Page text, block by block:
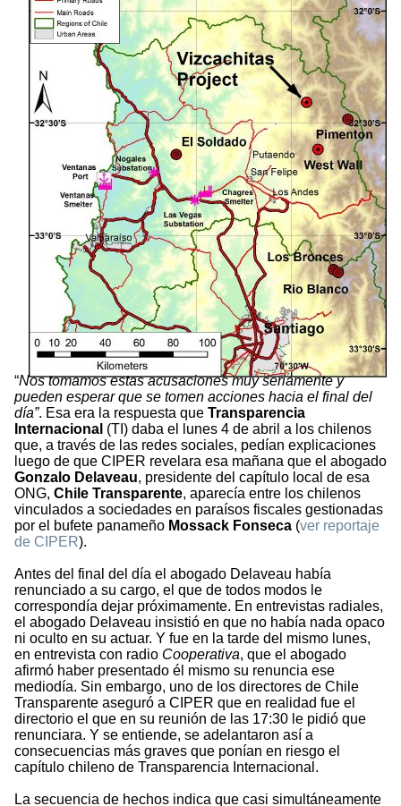
“Nos tomamos estas acusaciones muy seriamente y
pueden esperar que se tomen acciones hacia el final del
día”. Esa era la respuesta que Transparencia
Internacional (TI) daba el lunes 4 de abril a los chilenos
que, a través de las redes sociales, pedían explicaciones
luego de que CIPER revelara esa mañana que el abogado
Gonzalo Delaveau, presidente del capítulo local de esa
ONG, Chile Transparente, aparecía entre los chilenos
vinculados a sociedades en paraísos fiscales gestionadas
por el bufete panameño Mossack Fonseca (ver reportaje
de CIPER).
Antes del final del día el abogado Delaveau había
renunciado a su cargo, el que de todos modos le
correspondía dejar próximamente. En entrevistas radiales,
el abogado Delaveau insistió en que no había nada opaco
ni oculto en su actuar. Y fue en la tarde del mismo lunes,
en entrevista con radio Cooperativa, que el abogado
afirmó haber presentado él mismo su renuncia ese
mediodía. Sin embargo, uno de los directores de Chile
Transparente aseguró a CIPER que en realidad fue el
directorio el que en su reunión de las 17:30 le pidió que
renunciara. Y se entiende, se adelantaron así a
consecuencias más graves que ponían en riesgo el
capítulo chileno de Transparencia Internacional.
La secuencia de hechos indica que casi simultáneamente